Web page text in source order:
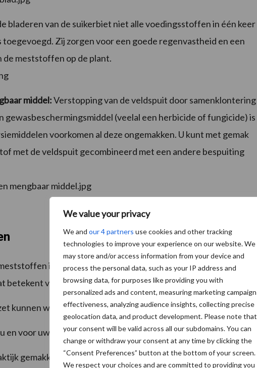
We value your privacy
We and our 4 partners use cookies and other tracking
technologies to improve your experience on our website. We
may store and/or access information from your device and
process the personal data, such as your IP address and
browsing data, for purposes like providing you with
personalized ads and content, measuring marketing campaign
effectiveness, analyzing audience insights, collecting precise
geolocation data, and product development. Please note that
your consent will be valid across all our subdomains. You can
change or withdraw your consent at any time by clicking the
“Consent Preferences” button at the bottom of your screen.
We respect your choices and are committed to providing you
bladeren van de suikerbiet niet alle voedingsstoffen in één keer
Zij zorgen voor een goede regenvastheid en een
de meststoffen op de plant.
middel:Verstopping van de veldspuit door samenklontering
gewasbeschermingsmiddel (veelal een herbicide of fungicide) is
voorkomen al deze ongemakken. U kunt met gemak
met de veldspuit gecombineerd met een andere bespuiting
in Pocklington (GB) doen al meer 30 jaar onderzoek
betekent voor u als teler dat:
kunnen worden voor een zekere goede werking.
en voor uw gewas veilig gebruikt kunnen worden.
gemakkelijk te gebruiken zijn.